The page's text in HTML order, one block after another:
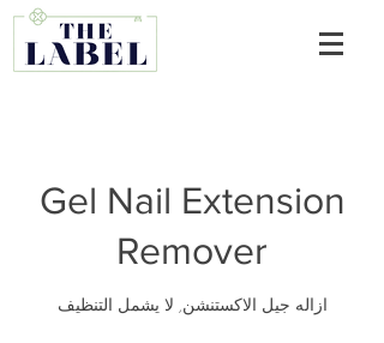
Gel Nail Extension
Remover
ازاله جيل الاكستنشن, لا يشمل التنظيف